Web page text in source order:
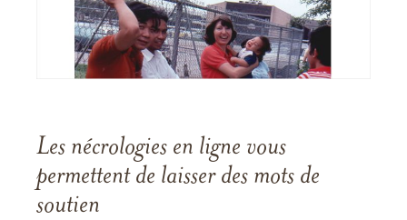
Les nécrologies en ligne vous
permettent de laisser des mots de
soutien